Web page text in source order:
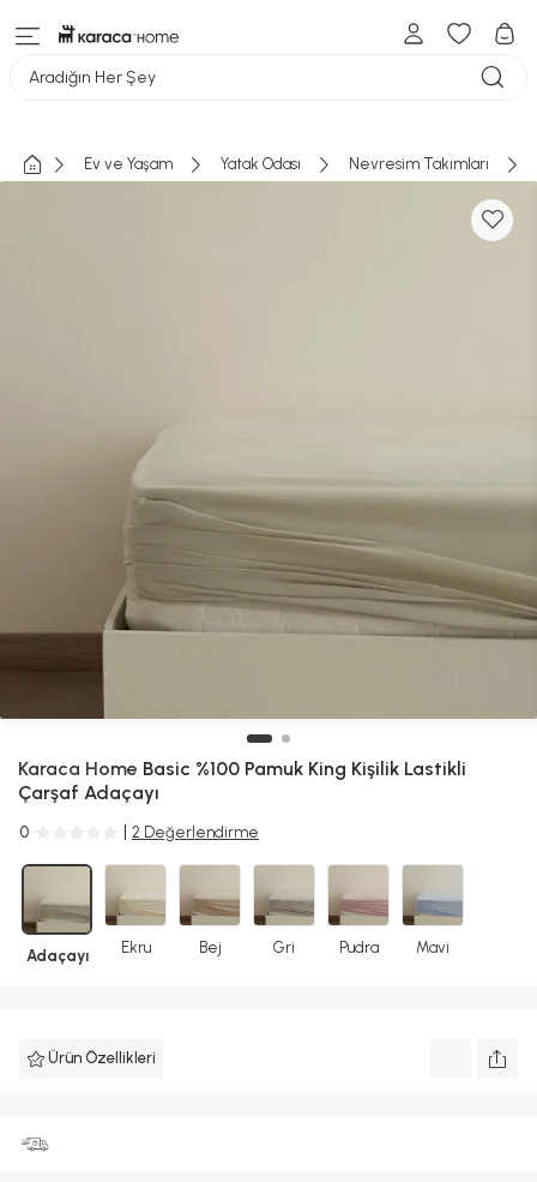
Aradığın Her Şey
Ev ve Yaşam Yatak Odası Nevresim Takımları
Karaca Home Basic %100 Pamuk King Kişilik Lastikli
Çarşaf Adaçayı
0 2 Değerlendirme
Adaçayı Ekru Bej Gri Pudra Mavi
Ürün Özellikleri